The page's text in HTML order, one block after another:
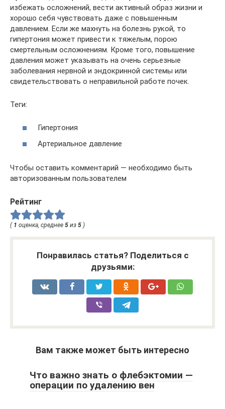
избежать осложнений, вести активный образ жизни и
хорошо себя чувствовать даже с повышенным
давлением. Если же махнуть на болезнь рукой, то
гипертония может привести к тяжелым, порою
смертельным осложнениям. Кроме того, повышение
давления может указывать на очень серьезные
заболевания нервной и эндокринной системы или
свидетельствовать о неправильной работе почек.
Теги:
Гипертония
Артериальное давление
Чтобы оставить комментарий — необходимо быть
авторизованным пользователем
Рейтинг
( 1 оценка, среднее 5 из 5 )
Понравилась статья? Поделиться с
друзьями:
Вам также может быть интересно
Что важно знать о флебэктомии —
операции по удалению вен